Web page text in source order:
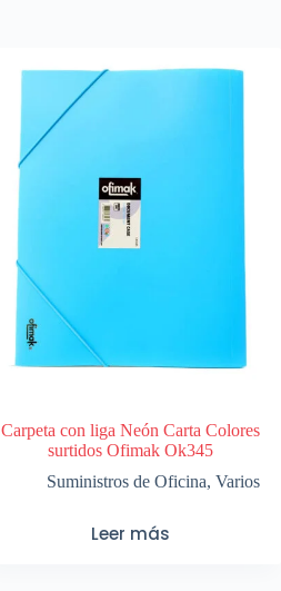
Carpeta con liga Neón Carta Colores
surtidos Ofimak Ok345
Suministros de Oficina, Varios
Leer más